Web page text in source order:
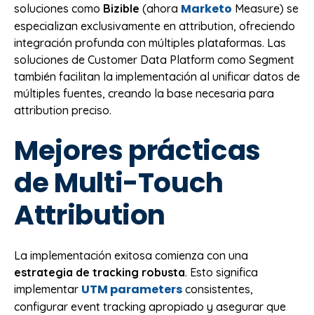
soluciones como Bizible (ahora Marketo Measure) se
especializan exclusivamente en attribution, ofreciendo
integración profunda con múltiples plataformas. Las
soluciones de Customer Data Platform como Segment
también facilitan la implementación al unificar datos de
múltiples fuentes, creando la base necesaria para
attribution preciso.
Mejores prácticas
de Multi-Touch
Attribution
La implementación exitosa comienza con una
estrategia de tracking robusta. Esto significa
implementar UTM parameters consistentes,
configurar event tracking apropiado y asegurar que